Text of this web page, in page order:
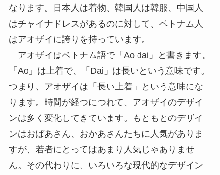
なります。日本人は着物、韓国人は韓服、中国人
はチャイナドレスがあるのに対して、ベトナム人
はアオザイに誇りを持っています。
アオザイはベトナム語で「Ao dai」と書きます。
「Ao」は上着で、「Dai」は長いという意味です。
つまり、アオザイは「長い上着」という意味にな
ります。時間が経つにつれて、アオザイのデザイ
ンは多く変化してきています。もともとのデザイ
ンはおばあさん、おかあさんたちに人気がありま
すが、若者にとってはあまり人気じゃありませ
ん。その代わりに、いろいろな現代的なデザイン